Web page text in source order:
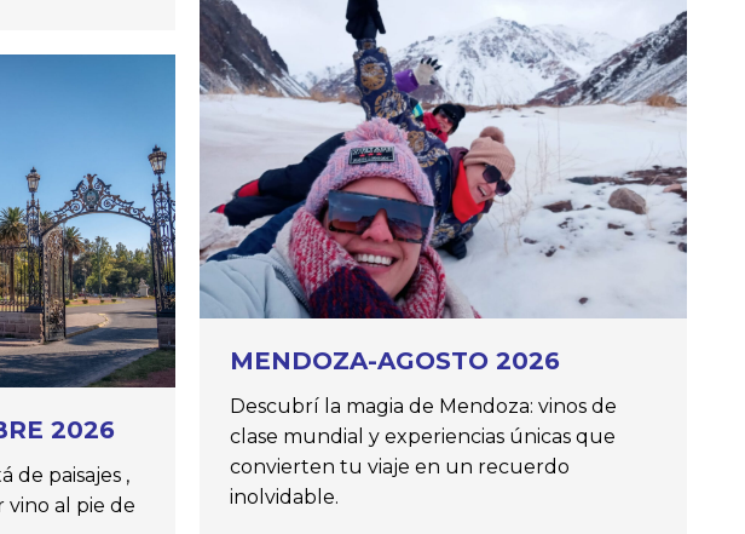
MENDOZA-AGOSTO 2026
Descubrí la magia de Mendoza: vinos de
clase mundial y experiencias únicas que
convierten tu viaje en un recuerdo
inolvidable.
2026
de paisajes ,
vino al pie de